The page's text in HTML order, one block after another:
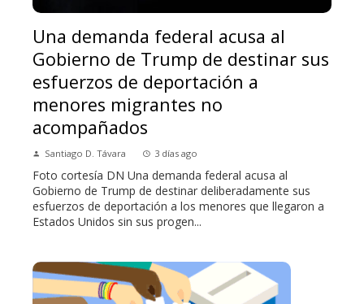
Una demanda federal acusa al
Gobierno de Trump de destinar sus
esfuerzos de deportación a
menores migrantes no
acompañados
Santiago D. Távara 3 días ago
Foto cortesía DN Una demanda federal acusa al
Gobierno de Trump de destinar deliberadamente sus
esfuerzos de deportación a los menores que llegaron a
Estados Unidos sin sus progen...